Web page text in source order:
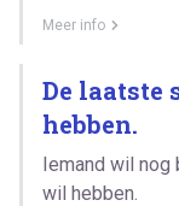
Meer info
De laatste
hebben.
Iemand wil nog
wil hebben.